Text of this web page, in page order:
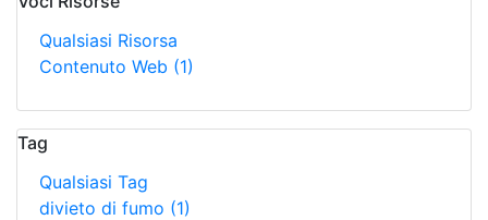
Qualsiasi Risorsa
Contenuto Web (1)
Tag
Qualsiasi Tag
divieto di fumo (1)